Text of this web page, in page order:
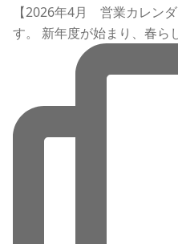
【2026年4月 営業カレン
す。 新年度が始まり、春ら